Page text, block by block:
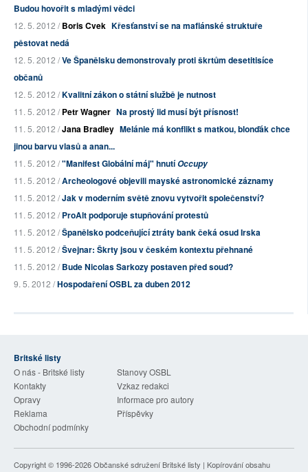
Budou hovořit s mladými vědci
12. 5. 2012 /Boris Cvek Křesťanství se na mafiánské struktuře
pěstovat nedá
12. 5. 2012 /Ve Španělsku demonstrovaly proti škrtům desetitisíce
občanů
12. 5. 2012 /Kvalitní zákon o státní službě je nutnost
11. 5. 2012 /Petr Wagner Na prostý lid musí být přísnost!
11. 5. 2012 /Jana Bradley Melánie má konflikt s matkou, blonďák chce
jinou barvu vlasů a anan...
11. 5. 2012 /"Manifest Globální máj" hnutíOccupy
11. 5. 2012 /Archeologové objevili mayské astronomické záznamy
11. 5. 2012 /Jak v moderním světě znovu vytvořit společenství?
11. 5. 2012 /ProAlt podporuje stupňování protestů
11. 5. 2012 /Španělsko podceňující ztráty bank čeká osud Irska
11. 5. 2012 /Švejnar: Škrty jsou v českém kontextu přehnané
11. 5. 2012 /Bude Nicolas Sarkozy postaven před soud?
9. 5. 2012 /Hospodaření OSBL za duben 2012
Britské listy
O nás - Britské listy
Stanovy OSBL
Kontakty
Vzkaz redakci
Opravy
Informace pro autory
Reklama
Příspěvky
Obchodní podmínky
Copyright © 1996-2026Občanské sdružení Britské listy | Kopírování obsahu